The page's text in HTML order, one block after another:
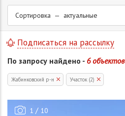
Сортировка — актуальные
По запросу найдено - 6 объектов
Подписаться на рассылку
Жабинковский р-н Участок (2)
1 / 10